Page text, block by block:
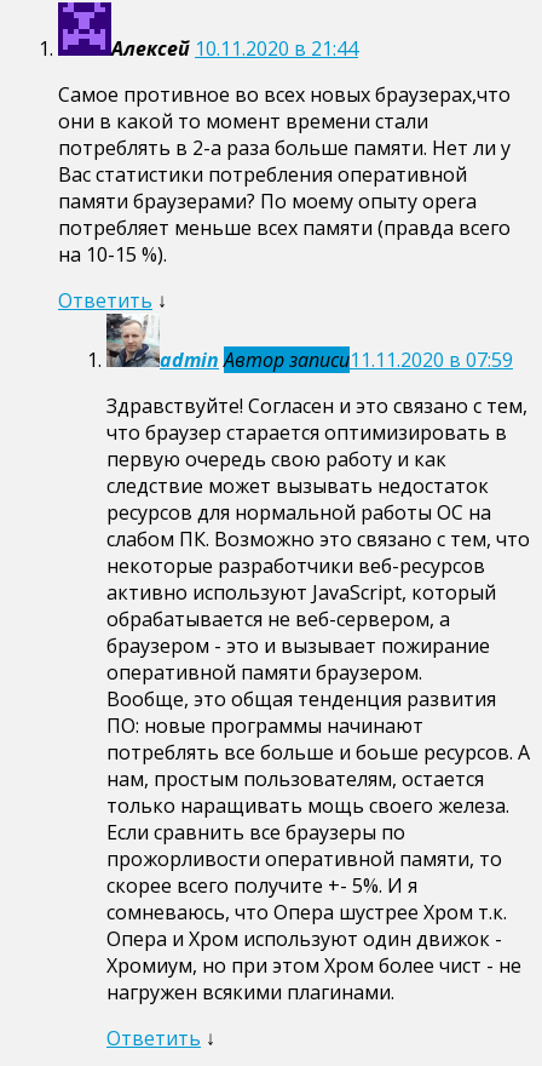
Алексей 10.11.2020 в 21:44
Самое противное во всех новых браузерах,что
они в какой то момент времени стали
потреблять в 2-а раза больше памяти. Нет ли у
Вас статистики потребления оперативной
памяти браузерами? По моему опыту opera
потребляет меньше всех памяти (правда всего
на 10-15 %).
Ответить ↓
admin Автор записи11.11.2020 в 07:59
Здравствуйте! Согласен и это связано с тем,
что браузер старается оптимизировать в
первую очередь свою работу и как
следствие может вызывать недостаток
ресурсов для нормальной работы OC на
слабом ПК. Возможно это связано с тем, что
некоторые разработчики веб-ресурсов
активно используют JavaScript, который
обрабатывается не веб-сервером, а
браузером - это и вызывает пожирание
оперативной памяти браузером.
Вообще, это общая тенденция развития
ПО: новые программы начинают
потреблять все больше и боьше ресурсов. А
нам, простым пользователям, остается
только наращивать мощь своего железа.
Если сравнить все браузеры по
прожорливости оперативной памяти, то
скорее всего получите +- 5%. И я
сомневаюсь, что Опера шустрее Хром т.к.
Опера и Хром используют один движок -
Хромиум, но при этом Хром более чист - не
нагружен всякими плагинами.
Ответить ↓